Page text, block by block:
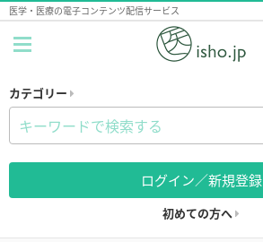
医学・医療の電子コンテンツ配信サービス
カテゴリー
ログイン／新規登録
初めての方へ